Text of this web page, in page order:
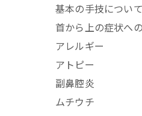
基本の手技について
首から上の症状へ
アレルギー
アトピー
副鼻腔炎
ムチウチ